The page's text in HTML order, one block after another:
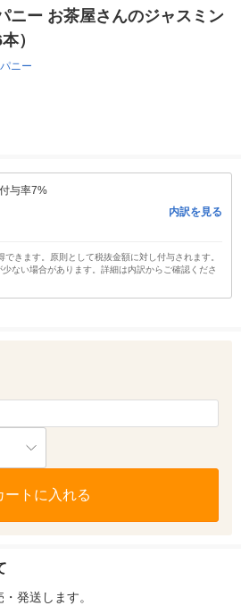
ニー お茶屋さんのジャスミン
）
ニー
与率7%
内訳を見る
きます。原則として税抜金額に対し付与されます。
ない場合があります。詳細は内訳からご確認くださ
ートに入れる
発送します。